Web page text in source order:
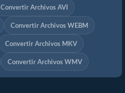
Convertir Archivos AVI
Convertir Archivos WEBM
Convertir Archivos MKV
Convertir Archivos WMV